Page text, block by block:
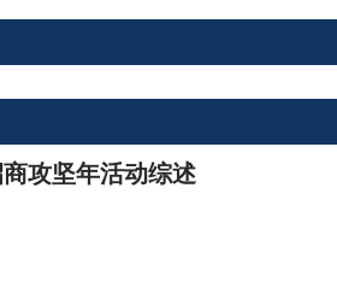
攻坚年活动综述